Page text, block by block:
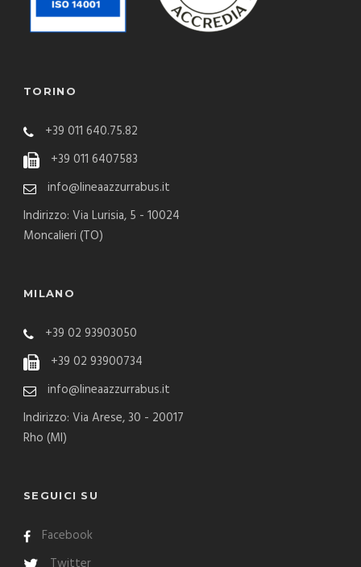
TORINO
+39 011 640.75.82
+39 011 6407583
info@lineaazzurrabus.it
Indirizzo: Via Lurisia, 5 - 10024
Moncalieri (TO)
MILANO
+39 02 93903050
+39 02 93900734
info@lineaazzurrabus.it
Indirizzo: Via Arese, 30 - 20017
Rho (MI)
SEGUICI SU
Facebook